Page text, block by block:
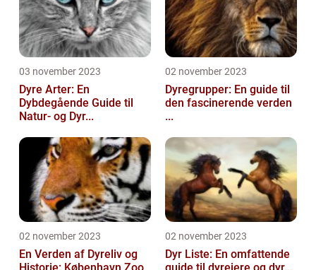
03 november 2023
Dyre Arter: En
Dybdegående Guide til
Natur- og Dyr...
02 november 2023
Dyregrupper: En guide til
den fascinerende verden
...
02 november 2023
En Verden af Dyreliv og
02 november 2023
Dyr Liste: En omfattende